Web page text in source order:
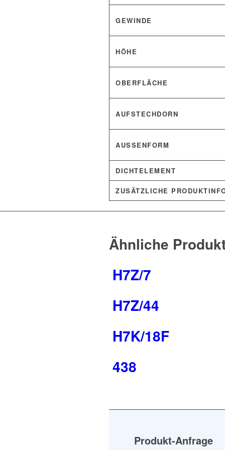
GEWINDE
HÖHE
OBERFLÄCHE
AUFSTECHDORN
AUSSENFORM
DICHTELEMENT
ZUSÄTZLICHE
Ähnliche
H7Z/7
H7Z/44
H7K/18F
438
Produkt-Anfrage